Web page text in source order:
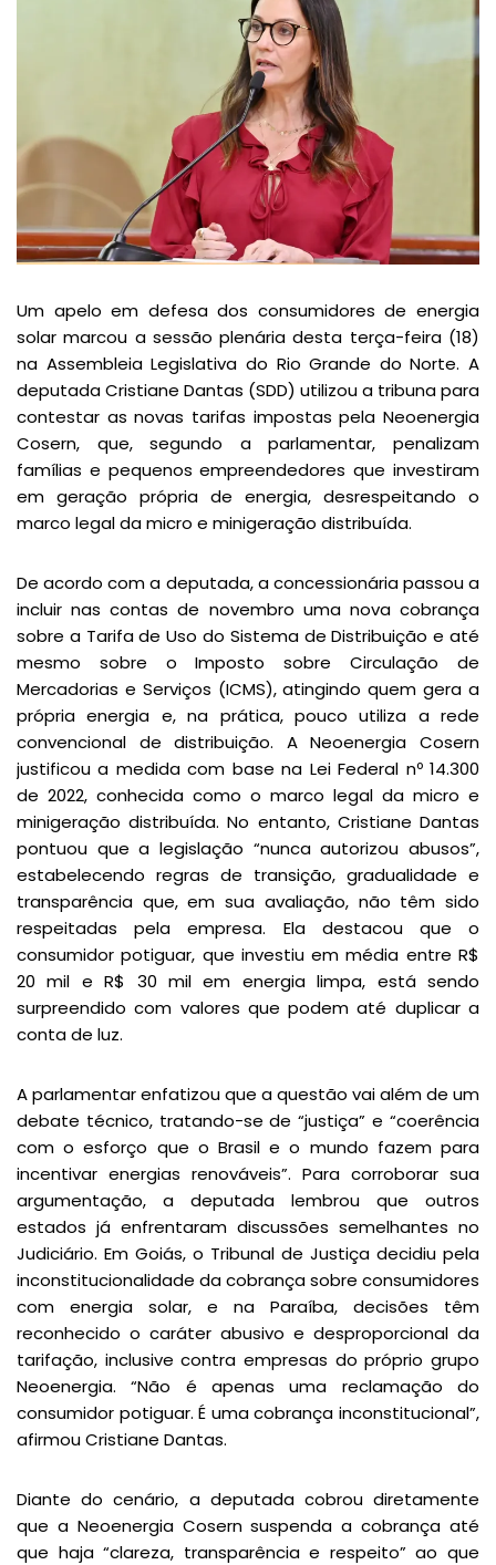
Um apelo em defesa dos consumidores de energia
solar marcou a sessão plenária desta terça-feira (18)
na Assembleia Legislativa do Rio Grande do Norte. A
deputada Cristiane Dantas (SDD) utilizou a tribuna para
contestar as novas tarifas impostas pela Neoenergia
Cosern, que, segundo a parlamentar, penalizam
famílias e pequenos empreendedores que investiram
em geração própria de energia, desrespeitando o
marco legal da micro e minigeração distribuída.
De acordo com a deputada, a concessionária passou a
incluir nas contas de novembro uma nova cobrança
sobre a Tarifa de Uso do Sistema de Distribuição e até
mesmo sobre o Imposto sobre Circulação de
Mercadorias e Serviços (ICMS), atingindo quem gera a
própria energia e, na prática, pouco utiliza a rede
convencional de distribuição. A Neoenergia Cosern
justificou a medida com base na Lei Federal nº 14.300
de 2022, conhecida como o marco legal da micro e
minigeração distribuída. No entanto, Cristiane Dantas
pontuou que a legislação “nunca autorizou abusos”,
estabelecendo regras de transição, gradualidade e
transparência que, em sua avaliação, não têm sido
respeitadas pela empresa. Ela destacou que o
consumidor potiguar, que investiu em média entre R$
20 mil e R$ 30 mil em energia limpa, está sendo
surpreendido com valores que podem até duplicar a
conta de luz.
A parlamentar enfatizou que a questão vai além de um
debate técnico, tratando-se de “justiça” e “coerência
com o esforço que o Brasil e o mundo fazem para
incentivar energias renováveis”. Para corroborar sua
argumentação, a deputada lembrou que outros
estados já enfrentaram discussões semelhantes no
Judiciário. Em Goiás, o Tribunal de Justiça decidiu pela
inconstitucionalidade da cobrança sobre consumidores
com energia solar, e na Paraíba, decisões têm
reconhecido o caráter abusivo e desproporcional da
tarifação, inclusive contra empresas do próprio grupo
Neoenergia. “Não é apenas uma reclamação do
consumidor potiguar. É uma cobrança inconstitucional”,
afirmou Cristiane Dantas.
Diante do cenário, a deputada cobrou diretamente
que a Neoenergia Cosern suspenda a cobrança até
que haja “clareza, transparência e respeito” ao que